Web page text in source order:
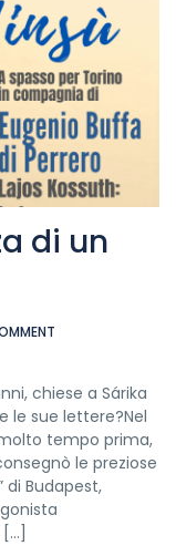
di un
chiese a Sárika
le sue lettere?Nel
tempo prima,
le preziose
di Budapest,